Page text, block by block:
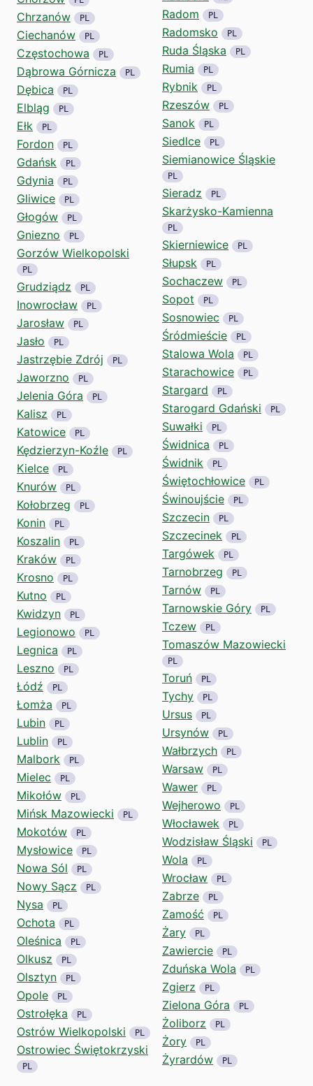
Chrzanów PL
Ciechanów PL
Częstochowa PL
Dąbrowa Górnicza PL
Dębica PL
Elbląg PL
Ełk PL
Fordon PL
Gdańsk PL
Gdynia PL
Gliwice PL
Głogów PL
Gniezno PL
Gorzów Wielkopolski
PL
Grudziądz PL
Inowrocław PL
Jarosław PL
Jasło PL
Jastrzębie Zdrój PL
Jaworzno PL
Jelenia Góra PL
Kalisz PL
Katowice PL
Kędzierzyn-Koźle PL
Kielce PL
Knurów PL
Kołobrzeg PL
Konin PL
Koszalin PL
Kraków PL
Krosno PL
Kutno PL
Kwidzyn PL
Legionowo PL
Legnica PL
Leszno PL
Łódź PL
Łomża PL
Lubin PL
Lublin PL
Malbork PL
Mielec PL
Mikołów PL
Mińsk Mazowiecki PL
Mokotów PL
Mysłowice PL
Nowa Sól PL
Nowy Sącz PL
Nysa PL
Ochota PL
Oleśnica PL
Olkusz PL
Olsztyn PL
Opole PL
Ostrołęka PL
Ostrów Wielkopolski PL
Ostrowiec Świętokrzyski
PL
Radom PL
Radomsko PL
Ruda Śląska PL
Rumia PL
Rybnik PL
Rzeszów PL
Sanok PL
Siedlce PL
Siemianowice Śląskie
PL
Sieradz PL
Skarżysko-Kamienna
PL
Skierniewice PL
Słupsk PL
Sochaczew PL
Sopot PL
Sosnowiec PL
Śródmieście PL
Stalowa Wola PL
Starachowice PL
Stargard PL
Starogard Gdański PL
Suwałki PL
Świdnica PL
Świdnik PL
Świętochłowice PL
Świnoujście PL
Szczecin PL
Szczecinek PL
Targówek PL
Tarnobrzeg PL
Tarnów PL
Tarnowskie Góry PL
Tczew PL
Tomaszów Mazowiecki
PL
Toruń PL
Tychy PL
Ursus PL
Ursynów PL
Wałbrzych PL
Warsaw PL
Wawer PL
Wejherowo PL
Włocławek PL
Wodzisław Śląski PL
Wola PL
Wrocław PL
Zabrze PL
Zamość PL
Żary PL
Zawiercie PL
Zduńska Wola PL
Zgierz PL
Zielona Góra PL
Żoliborz PL
Żory PL
Żyrardów PL